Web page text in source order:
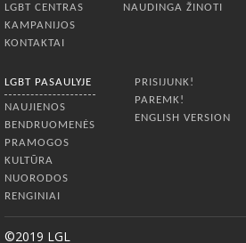
LGBT CENTRAS
KAMPANIJOS
KONTAKTAI
NAUDINGA ŽINOTI
LGBT PASAULYJE
NAUJIENOS
BENDRUOMENĖS
PRAMOGOS
KULTŪRA
NUORODOS
RENGINIAI
PRISIJUNK!
PAREMK!
ENGLISH VERSION
©2019 LGL